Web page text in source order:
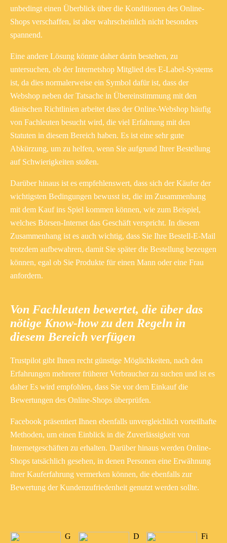
unbedingt einen Überblick über die Konditionen des Online-
Shops verschaffen, ist aber wahrscheinlich nicht besonders
spannend.
Eine andere Lösung könnte daher darin bestehen, zu
untersuchen, ob der Internetshop Mitglied des E-Label-Systems
ist, da dies normalerweise ein Symbol dafür ist, dass der
Webshop neben der Tatsache in Übereinstimmung mit den
dänischen Richtlinien arbeitet dass der Online-Webshop häufig
von Fachleuten besucht wird, die viel Erfahrung mit den
Statuten in diesem Bereich haben. Es ist eine sehr gute
Abkürzung, um zu helfen, wenn Sie aufgrund Ihrer Bestellung
auf Schwierigkeiten stoßen.
Darüber hinaus ist es empfehlenswert, dass sich der Käufer der
wichtigsten Bedingungen bewusst ist, die im Zusammenhang
mit dem Kauf ins Spiel kommen können, wie zum Beispiel,
welches Börsen-Internet das Geschäft verspricht. In diesem
Zusammenhang ist es auch wichtig, dass Sie Ihre Bestell-E-Mail
trotzdem aufbewahren, damit Sie später die Bestellung bezeugen
können, egal ob Sie Produkte für einen Mann oder eine Frau
anfordern.
Von Fachleuten bewertet, die über das
nötige Know-how zu den Regeln in
diesem Bereich verfügen
Trustpilot gibt Ihnen recht günstige Möglichkeiten, nach den
Erfahrungen mehrerer früherer Verbraucher zu suchen und ist es
daher Es wird empfohlen, dass Sie vor dem Einkauf die
Bewertungen des Online-Shops überprüfen.
Facebook präsentiert Ihnen ebenfalls unvergleichlich vorteilhafte
Methoden, um einen Einblick in die Zuverlässigkeit von
Internetgeschäften zu erhalten. Darüber hinaus werden Online-
Shops tatsächlich gesehen, in denen Personen eine Erwähnung
ihrer Kauferfahrung vermerken können, die ebenfalls zur
Bewertung der Kundenzufriedenheit genutzt werden sollte.
G
D
Fi